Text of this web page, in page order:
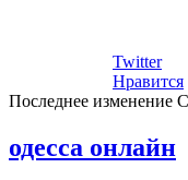
Twitter
Нравится
Последнее изменение
одесса онлайн